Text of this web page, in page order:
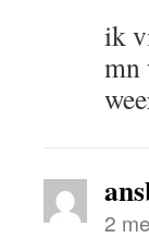
ik
mn
2